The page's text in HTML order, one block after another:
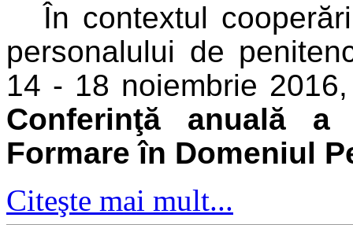
În contextul
personalului de
14 - 18 noiembrie
Conferinţă anuală a
Formare în Domeniul
Citeşte mai mult...